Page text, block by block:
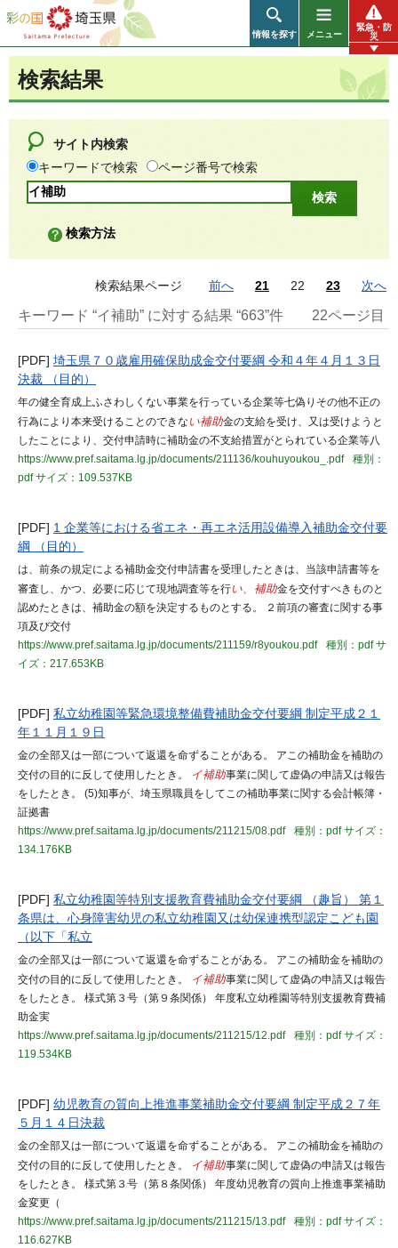
彩の国 埼玉県
情報を探す メニュー
緊急・防
災
検索結果
サイト内検索
キーワードで検索
ページ番号で検索
検索方法
検索結果ページ 前へ 21 22 23 次へ
キーワード “イ補助” に対する結果 “663”件 22ページ目
[PDF] 埼玉県７０歳雇用確保助成金交付要綱 令和４年４月１３日
決裁 （目的）
年の健全育成上ふさわしくない事業を行っている企業等七偽りその他不正の
行為により本来受けることのできな い補助金の支給を受け、又は受けようと
したことにより、交付申請時に補助金の不支給措置がとられている企業等八
https://www.pref.saitama.lg.jp/documents/211136/kouhuyoukou_.pdf
種別：
pdfサイズ：109.537KB
[PDF] 1 企業等における省エネ・再エネ活用設備導入補助金交付要
綱 （目的）
は、前条の規定による補助金交付申請書を受理したときは、当該申請書等を
審査し、かつ、必要に応じて現地調査等を行い、補助金を交付すべきものと
認めたときは、補助金の額を決定するものとする。 ２前項の審査に関する事
項及び交付
https://www.pref.saitama.lg.jp/documents/211159/r8youkou.pdf
種別：pdfサ
イズ：217.653KB
[PDF] 私立幼稚園等緊急環境整備費補助金交付要綱 制定平成２１
年１１月１９日
金の全部又は一部について返還を命ずることがある。 アこの補助金を補助の
交付の目的に反して使用したとき。
イ補助事業に関して虚偽の申請又は報告
をしたとき。 (5)知事が、埼玉県職員をしてこの補助事業に関する会計帳簿・
証拠書
https://www.pref.saitama.lg.jp/documents/211215/08.pdf
種別：pdfサイズ：
134.176KB
[PDF] 私立幼稚園等特別支援教育費補助金交付要綱 （趣旨） 第１
条県は、心身障害幼児の私立幼稚園又は幼保連携型認定こども園
（以下「私立
金の全部又は一部について返還を命ずることがある。 アこの補助金を補助の
交付の目的に反して使用したとき。
イ補助事業に関して虚偽の申請又は報告
をしたとき。 様式第３号（第９条関係） 年度私立幼稚園等特別支援教育費補
助金実
https://www.pref.saitama.lg.jp/documents/211215/12.pdf
種別：pdfサイズ：
119.534KB
[PDF] 幼児教育の質向上推進事業補助金交付要綱 制定平成２７年
５月１４日決裁
金の全部又は一部について返還を命ずることがある。 アこの補助金を補助の
交付の目的に反して使用したとき。
イ補助事業に関して虚偽の申請又は報告
をしたとき。 様式第３号（第８条関係） 年度幼児教育の質向上推進事業補助
金変更（
https://www.pref.saitama.lg.jp/documents/211215/13.pdf
種別：pdfサイズ：
116.627KB